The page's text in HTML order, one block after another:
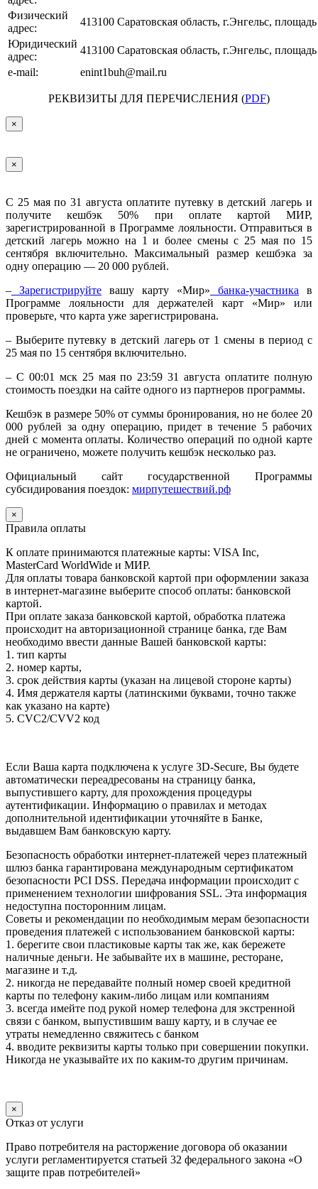
Физический
адрес:
413100 Саратовская область, г.Энгельс,
Юридический
адрес:
413100 Саратовская область, г.Энгельс,
e-mail:
enint1buh@mail.ru
РЕКВИЗИТЫ ДЛЯ ПЕРЕЧИСЛЕНИЯ (PDF)
×
×
С 25 мая по 31 августа оплатите путевку в детский лагерь и
получите кешбэк 50% при оплате картой МИР,
зарегистрированной в Программе лояльности. Отправиться в
детский лагерь можно на 1 и более смены с 25 мая по 15
сентября включительно. Максимальный размер кешбэка за
одну операцию — 20 000 рублей.
– Зарегистрируйте вашу карту «Мир» банка-участника в
Программе лояльности для держателей карт «Мир» или
проверьте, что карта уже зарегистрирована.
– Выберите путевку в детский лагерь от 1 смены в период с
25 мая по 15 сентября включительно.
– С 00:01 мск 25 мая по 23:59 31 августа оплатите полную
стоимость поездки на сайте одного из партнеров программы.
Кешбэк в размере 50% от суммы бронирования, но не более 20
000 рублей за одну операцию, придет в течение 5 рабочих
дней с момента оплаты. Количество операций по одной карте
не ограничено, можете получить кешбэк несколько раз.
Официальный сайт государственной Программы
субсидирования поездок: мирпутешествий.рф
×
Правила оплаты
К оплате принимаются платежные карты: VISA Inc,
MasterCard WorldWide и МИР.
Для оплаты товара банковской картой при оформлении заказа
в интернет-магазине выберите способ оплаты: банковской
картой.
При оплате заказа банковской картой, обработка платежа
происходит на авторизационной странице банка, где Вам
необходимо ввести данные Вашей банковской карты:
1. тип карты
2. номер карты,
3. срок действия карты (указан на лицевой стороне карты)
4. Имя держателя карты (латинскими буквами, точно также
как указано на карте)
5. CVC2/CVV2 код
Если Ваша карта подключена к услуге 3D-Secure, Вы будете
автоматически переадресованы на страницу банка,
выпустившего карту, для прохождения процедуры
аутентификации. Информацию о правилах и методах
дополнительной идентификации уточняйте в Банке,
выдавшем Вам банковскую карту.
Безопасность обработки интернет-платежей через платежный
шлюз банка гарантирована международным сертификатом
безопасности PCI DSS. Передача информации происходит с
применением технологии шифрования SSL. Эта информация
недоступна посторонним лицам.
Советы и рекомендации по необходимым мерам безопасности
проведения платежей с использованием банковской карты:
1. берегите свои пластиковые карты так же, как бережете
наличные деньги. Не забывайте их в машине, ресторане,
магазине и т.д.
2. никогда не передавайте полный номер своей кредитной
карты по телефону каким-либо лицам или компаниям
3. всегда имейте под рукой номер телефона для экстренной
связи с банком, выпустившим вашу карту, и в случае ее
утраты немедленно свяжитесь с банком
4. вводите реквизиты карты только при совершении покупки.
Никогда не указывайте их по каким-то другим причинам.
×
Отказ от услуги
Право потребителя на расторжение договора об оказании
услуги регламентируется статьей 32 федерального закона «О
защите прав потребителей»